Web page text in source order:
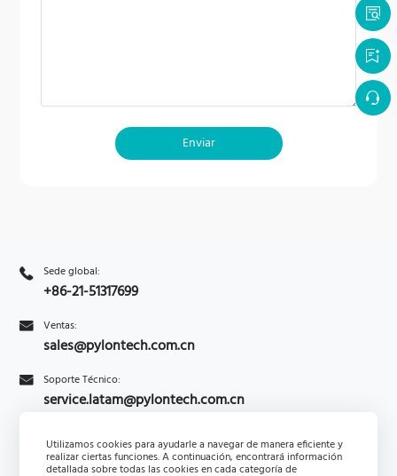
Enviar
Utilizamos cookies para ayudarle a navegar de manera eficiente y
realizar ciertas funciones. A continuación, encontrará información
detallada sobre todas las cookies en cada categoría de
Sede global:
+86-21-51317699
Ventas:
sales@pylontech.com.cn
Soporte Técnico:
service.latam@pylontech.com.cn
Consultas Suscribirse